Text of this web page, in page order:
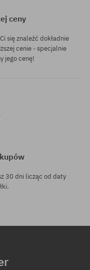
ceny
się znaleźć dokładnie
cenie - specjalnie
jego cenę!
30 dni licząc od daty